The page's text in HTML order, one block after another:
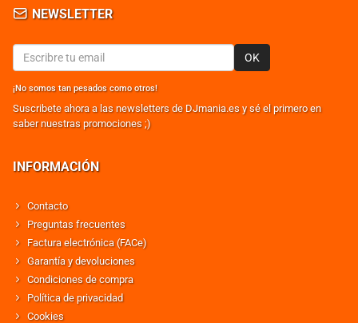
NEWSLETTER
OK
¡No somos tan pesados como otros!
Suscribete ahora a las newsletters de DJmania.es y sé el primero en
saber nuestras promociones ;)
INFORMACIÓN
Contacto
Preguntas frecuentes
Factura electrónica (FACe)
Garantía y devoluciones
Condiciones de compra
Política de privacidad
Cookies